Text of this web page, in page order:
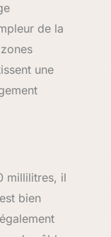
de la
une
millilitres, il
bien